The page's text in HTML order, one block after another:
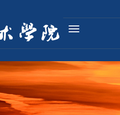
Toggle
navigation